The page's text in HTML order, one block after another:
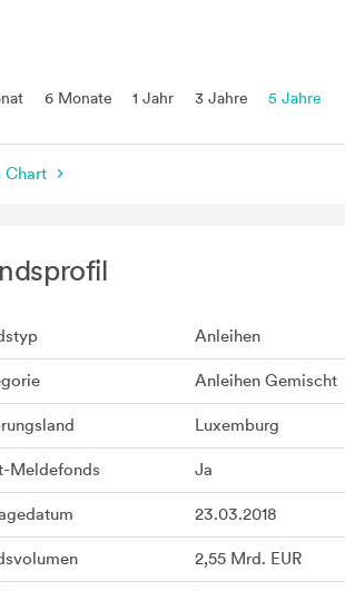
6 Monate 1 Jahr 3 Jahre 5 Jahre
Chart
Anleihen
Anleihen Gemischt
Luxemburg
Meldefonds Ja
23.03.2018
2,55 Mrd. EUR